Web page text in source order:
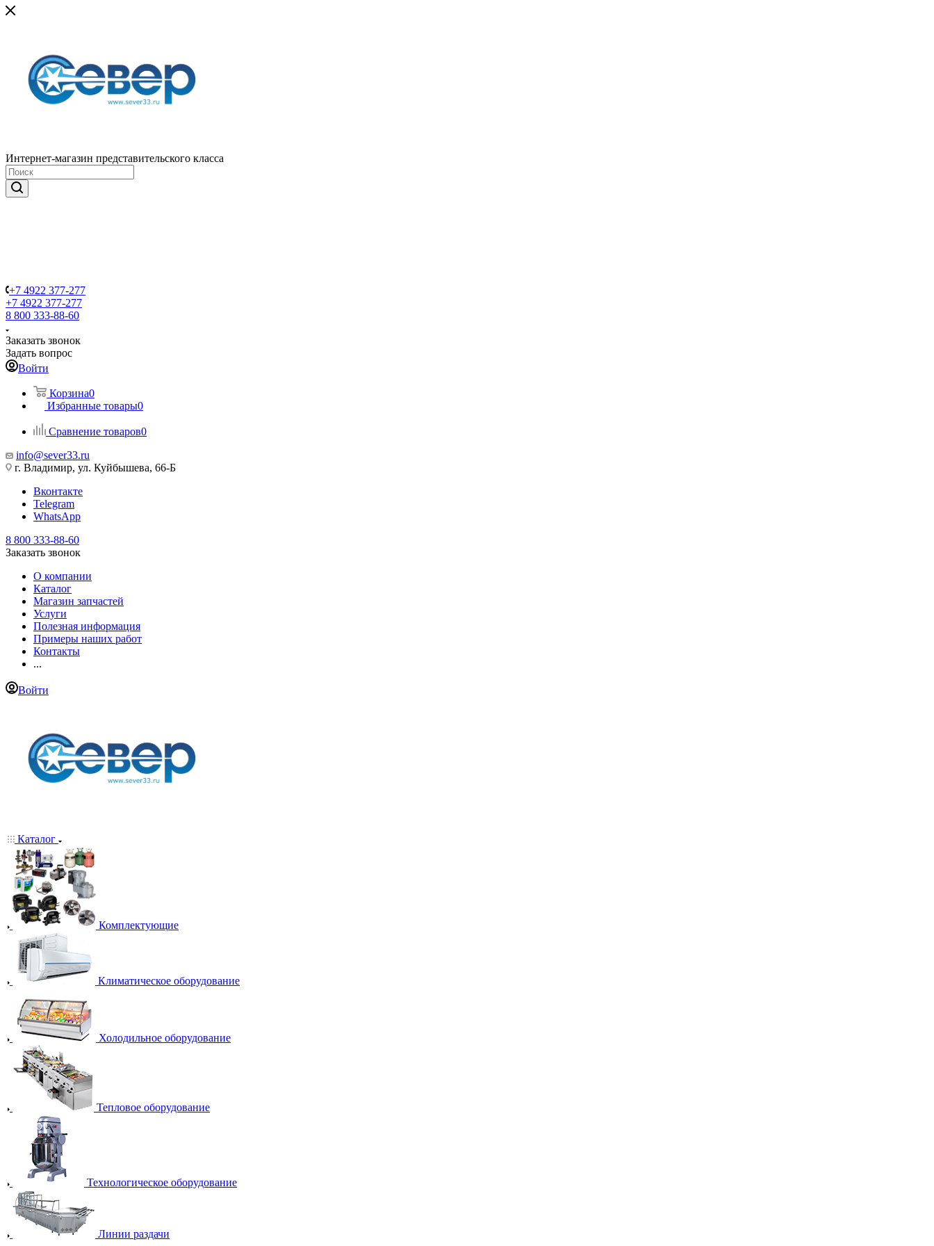
Интернет-магазин представительского класса
+7 4922 377-277
+7 4922 377-277
8 800 333-88-60
Заказать звонок
Задать вопрос
Войти
Корзина0
Избранные товары0
Сравнение товаров0
info@sever33.ru
г. Владимир, ул. Куйбышева, 66-Б
Вконтакте
Telegram
WhatsApp
8 800 333-88-60
Заказать звонок
О компании
Каталог
Магазин запчастей
Услуги
Полезная информация
Примеры наших работ
Контакты
...
Войти
Каталог
Комплектующие
Климатическое оборудование
Холодильное оборудование
Тепловое оборудование
Технологическое оборудование
Линии раздачи